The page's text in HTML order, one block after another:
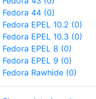
Fedora 44 (0)
Fedora EPEL 10.2 (0)
Fedora EPEL 10.3 (0)
Fedora EPEL 8 (0)
Fedora EPEL 9 (0)
Fedora Rawhide (0)